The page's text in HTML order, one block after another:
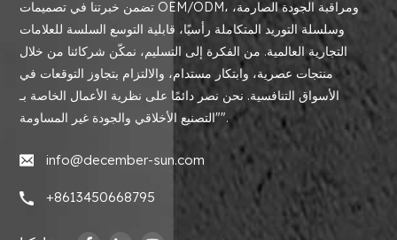
تضمن خبرتنا في تصميمات OEM/ODM، ومراقبة الجودة الصارمة،
وسلسلة التوريد المتكاملة رأسيًا، قابلية التوسع السلسة للعلامات
التجارية العالمية. من الفكرة إلى التسليم، نمكّن شركائنا من خلال
منتجات عصرية، وابتكار مستدام، والالتزام بتجاوز التوقعات في
الأسواق التنافسية. نحن نصر دائمًا على نظرية الأعمال الخاصة بـ
"التصنيع الأخلاقي والجودة غير المساومة".
info@december-sun.com
+8613450668795